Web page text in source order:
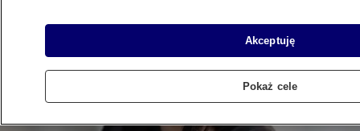
Akceptuję
Pokaż cele